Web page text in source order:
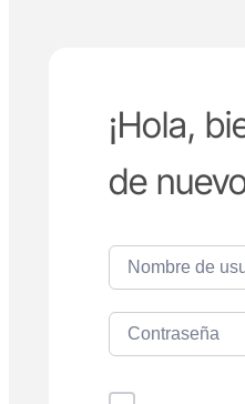
¡Hola,
de